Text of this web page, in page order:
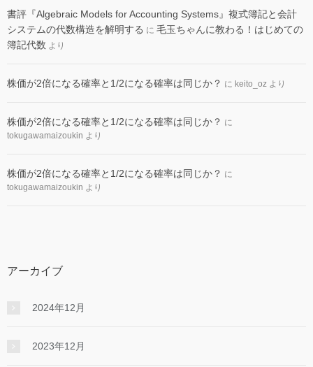
書評『Algebraic Models for Accounting Systems』複式簿記と会計
システムの代数構造を解明する に 毛玉ちゃんに教わる！はじめての
簿記代数 より
株価が2倍になる確率と1/2になる確率は同じか？ に keito_oz より
株価が2倍になる確率と1/2になる確率は同じか？ に
tokugawamaizoukin より
株価が2倍になる確率と1/2になる確率は同じか？ に
tokugawamaizoukin より
アーカイブ
2024年12月
2023年12月